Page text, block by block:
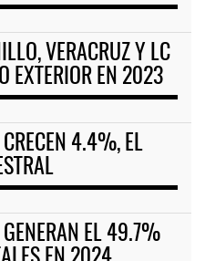
VERACRUZ Y LC
EXTERIOR EN 2023
4.4%, EL
EL 49.7%